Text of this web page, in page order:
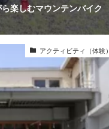
楽しむマウンテンバイク
アクティビティ（体験）